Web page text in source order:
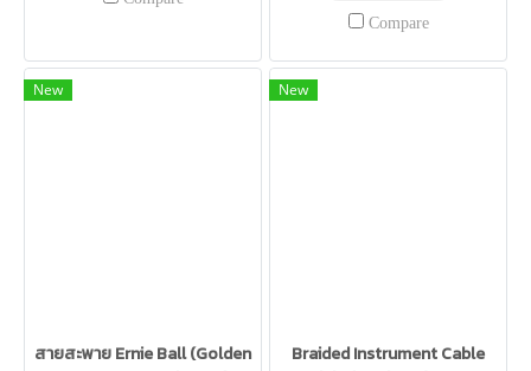
Compare
New
สายสะพาย Ernie Ball (Golden
New
Braided Instrument Cable